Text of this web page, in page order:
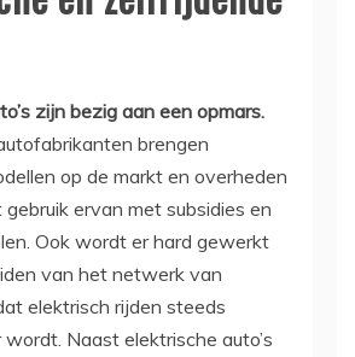
zijn bezig aan een opmars.
brengen
op de markt en overheden
ervan met subsidies en
Ook wordt er hard gewerkt
van het netwerk van
elektrisch rijden steeds
Naast elektrische auto’s